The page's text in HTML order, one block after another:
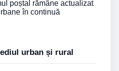
poștal rămâne actualizat
în continuă
urban și rural